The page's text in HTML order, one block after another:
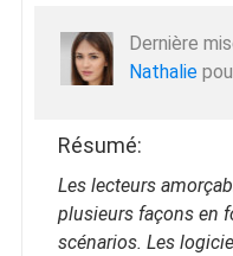
Dernière
Nathalie
Résumé:
Les lecteurs
plusieurs façons en
scénarios. Les